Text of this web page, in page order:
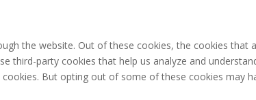
the website. Out of these cookies, the cookies
third-party cookies that help us analyze and
But opting out of some of these cookies may